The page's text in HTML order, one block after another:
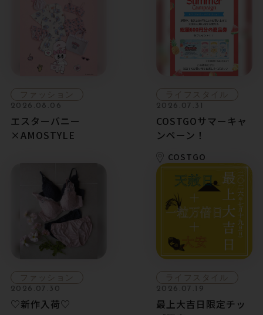
ファッション
2026.08.06
エスターバニー
×AMOSTYLE
ライフスタイル
2026.07.31
COSTGOサマーキャ
ンペーン！
COSTGO
ファッション
2026.07.30
♡新作入荷♡
ライフスタイル
2026.07.19
最上大吉日限定チッ